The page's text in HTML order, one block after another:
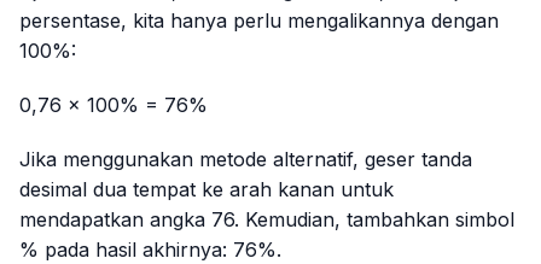
persentase, kita hanya perlu mengalikannya dengan
100%:
0,76 × 100% = 76%
Jika menggunakan metode alternatif, geser tanda
desimal dua tempat ke arah kanan untuk
mendapatkan angka 76. Kemudian, tambahkan simbol
% pada hasil akhirnya: 76%.